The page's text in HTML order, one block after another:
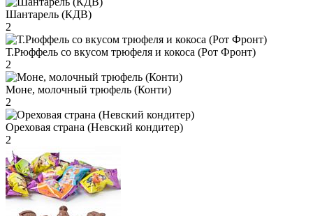
Шантарель (КДВ)
2
Т.Рюффель со вкусом трюфеля и кокоса (Рот Фронт)
2
Моне, молочный трюфель (Конти)
2
Ореховая страна (Невский кондитер)
2